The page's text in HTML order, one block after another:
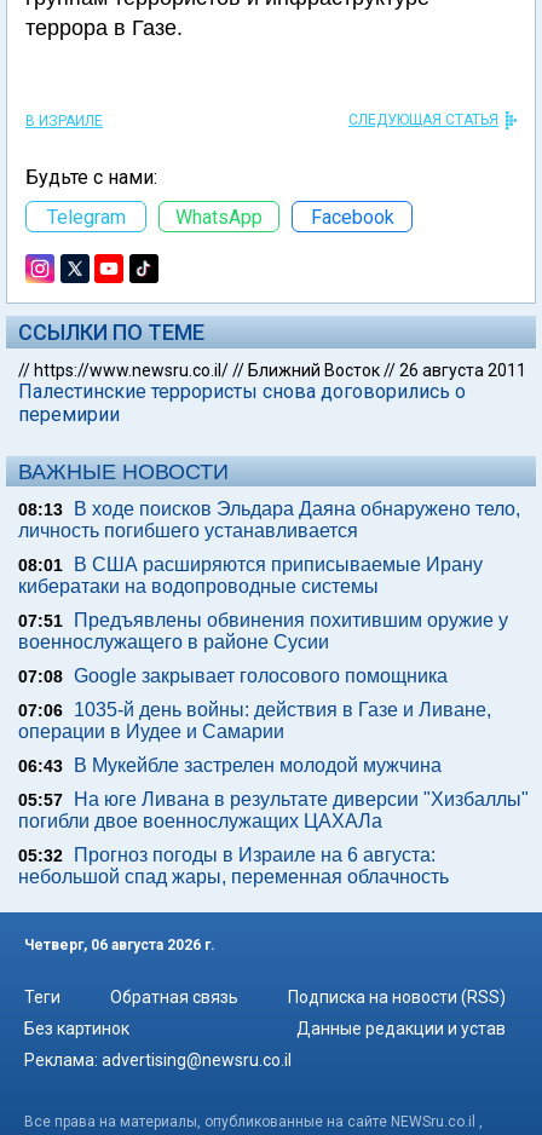
террора в Газе.
В ИЗРАИЛЕ СЛЕДУЮЩАЯ СТАТЬЯ
Будьте с нами:
Telegram
WhatsApp Facebook
ССЫЛКИ ПО ТЕМЕ
// https://www.newsru.co.il/// Ближний Восток//26 августа 2011
Палестинские террористы снова договорились о
перемирии
ВАЖНЫЕ НОВОСТИ
08:13
В ходе поисков Эльдара Даяна обнаружено тело,
личность погибшего устанавливается
08:01
В США расширяются приписываемые Ирану
кибератаки на водопроводные системы
07:51
Предъявлены обвинения похитившим оружие у
военнослужащего в районе Сусии
07:08 Google закрывает голосового помощника
07:06
1035-й день войны: действия в Газе и Ливане,
операции в Иудее и Самарии
06:43 В Мукейбле застрелен молодой мужчина
05:57
На юге Ливана в результате диверсии "Хизбаллы"
погибли двое военнослужащих ЦАХАЛа
05:32
Прогноз погоды в Израиле на 6 августа:
небольшой спад жары, переменная облачность
Четверг, 06 августа 2026 г.
Теги Обратная связь
Подписка на новости (RSS)
Без картинок
Данные редакции и устав
Реклама: advertising@newsru.co.il
Все права на материалы, опубликованные на сайте NEWSru.co.il ,